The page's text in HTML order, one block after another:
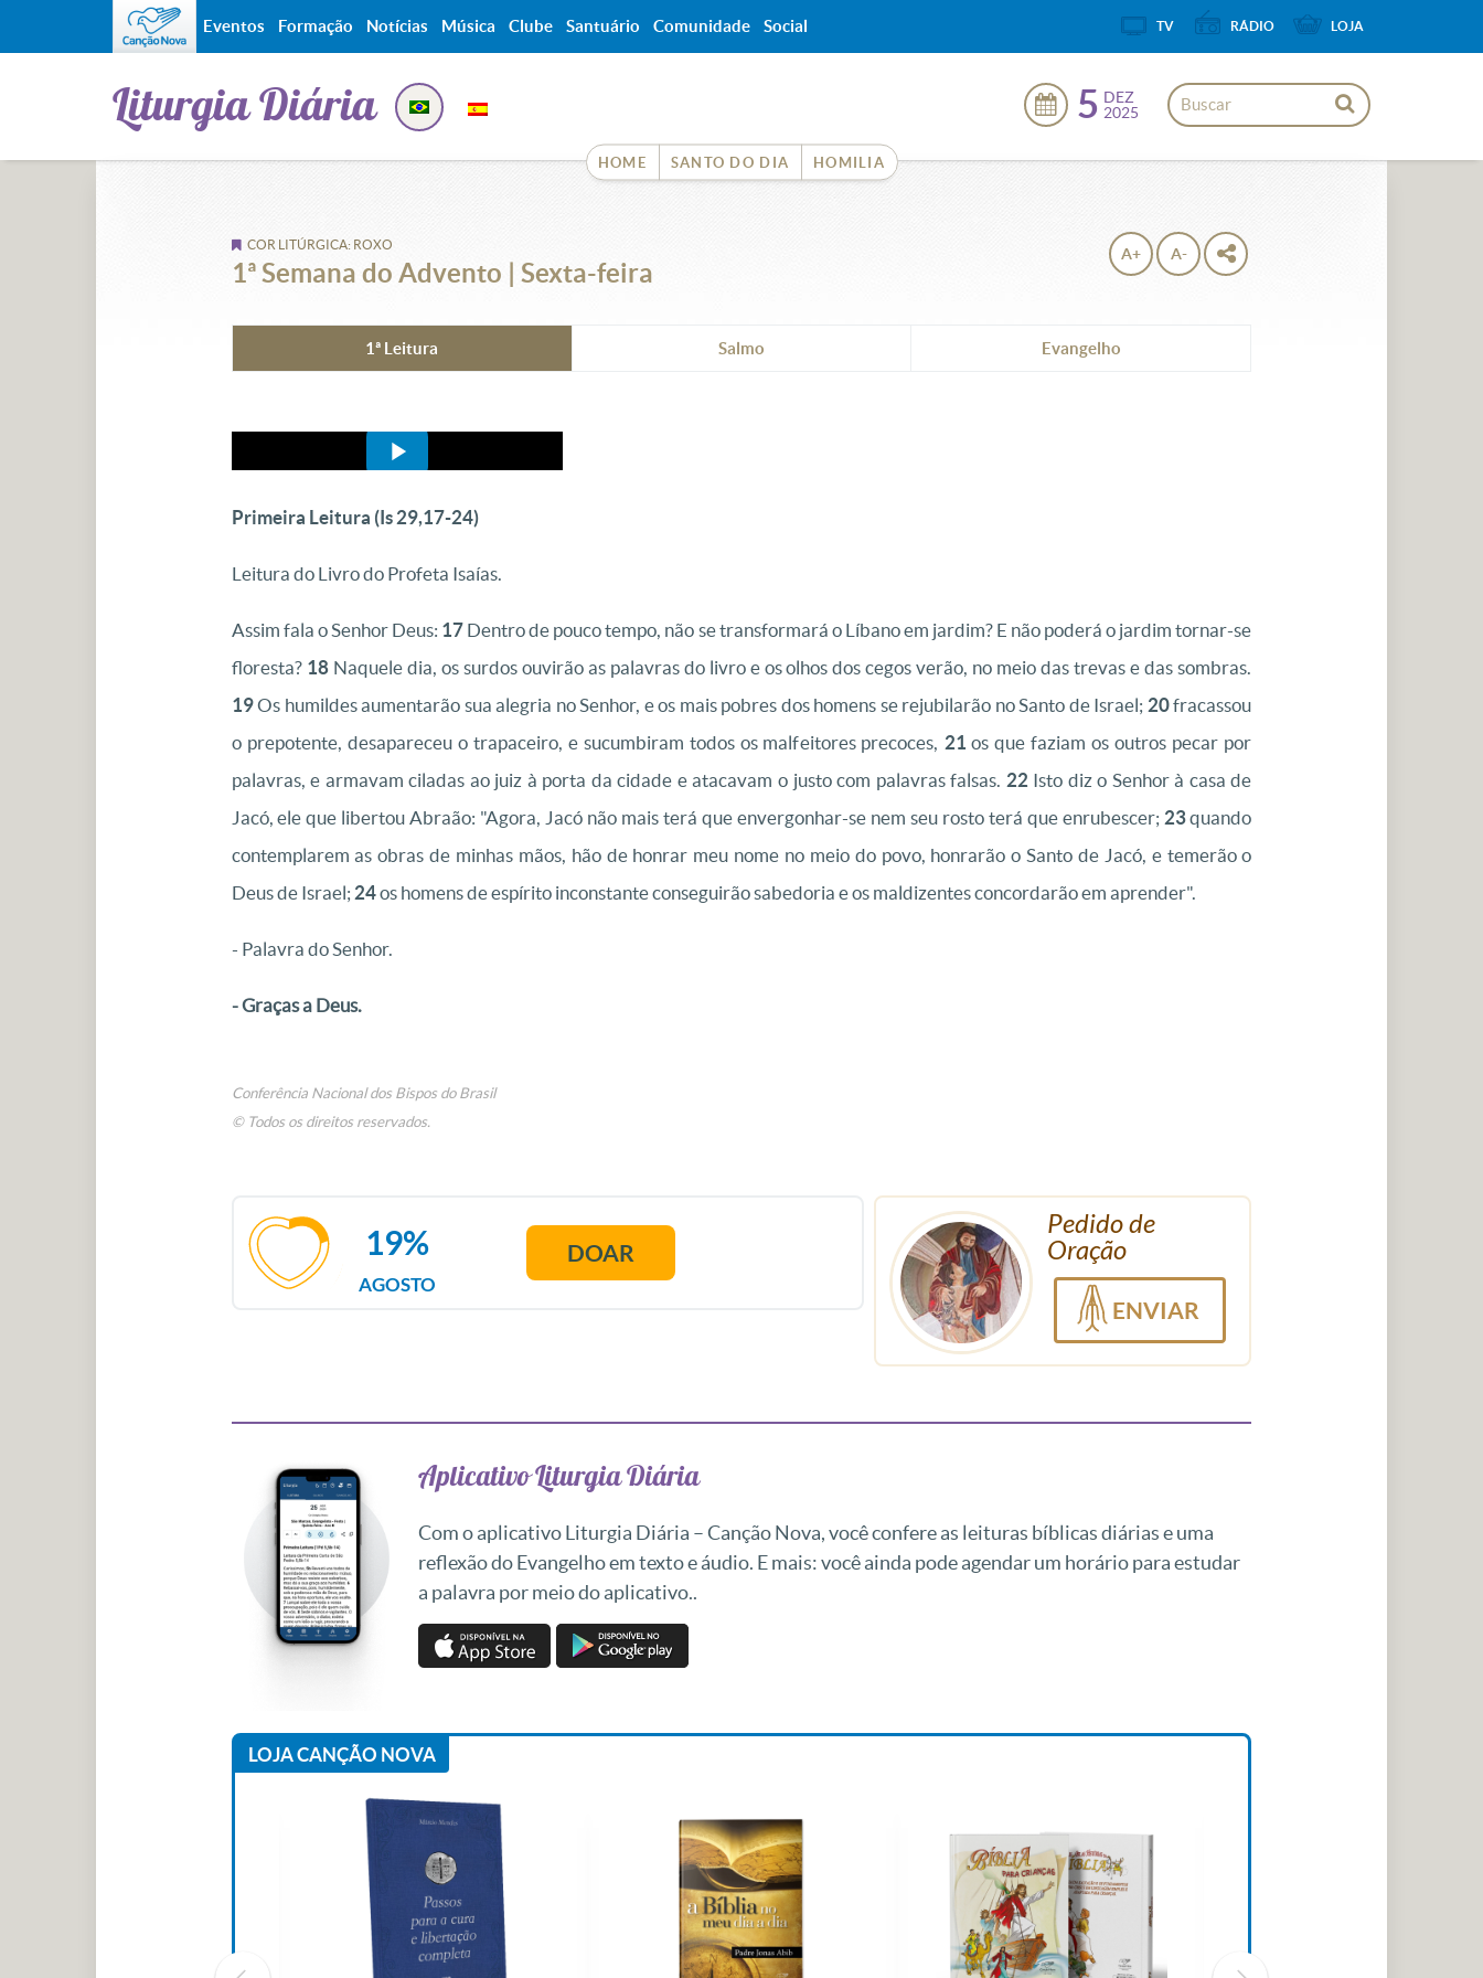
Liturgia Diária
HOME SANTO DO DIA HOMILIA
5 DEZ
2025
COR LITÚRGICA: ROXO
1ª Semana do Advento | Sexta-feira
A+ A-
1ª Leitura Salmo Evangelho
Primeira Leitura (Is 29,17-24)
Leitura do Livro do Profeta Isaías.
Assim fala o Senhor Deus: 17Dentro de pouco tempo, não se transformará o Líbano em jardim? E não poderá o jardim tornar-se
floresta? 18Naquele dia, os surdos ouvirão as palavras do livro e os olhos dos cegos verão, no meio das trevas e das sombras.
19Os humildes aumentarão sua alegria no Senhor, e os mais pobres dos homens se rejubilarão no Santo de Israel; 20fracassou
o prepotente, desapareceu o trapaceiro, e sucumbiram todos os malfeitores precoces, 21 os que faziam os outros pecar por
palavras, e armavam ciladas ao juiz à porta da cidade e atacavam o justo com palavras falsas. 22 Isto diz o Senhor à casa de
Jacó, ele que libertou Abraão: "Agora, Jacó não mais terá que envergonhar-se nem seu rosto terá que enrubescer; 23quando
contemplarem as obras de minhas mãos, hão de honrar meu nome no meio do povo, honrarão o Santo de Jacó, e temerão o
Deus de Israel; 24os homens de espírito inconstante conseguirão sabedoria e os maldizentes concordarão em aprender".
- Palavra do Senhor.
- Graças a Deus.
Conferência Nacional dos Bispos do Brasil
© Todos os direitos reservados.
AGOSTO
19% DOAR
Pedido de
Oração
ENVIAR
Aplicativo Liturgia Diária
Com o aplicativo Liturgia Diária – Canção Nova, você confere as leituras bíblicas diárias e uma
reflexão do Evangelho em texto e áudio. E mais: você ainda pode agendar um horário para estudar
a palavra por meio do aplicativo..
LOJA CANÇÃO NOVA
Eventos Formação Notícias Música Clube Santuário Comunidade Social TV RÁDIO LOJA